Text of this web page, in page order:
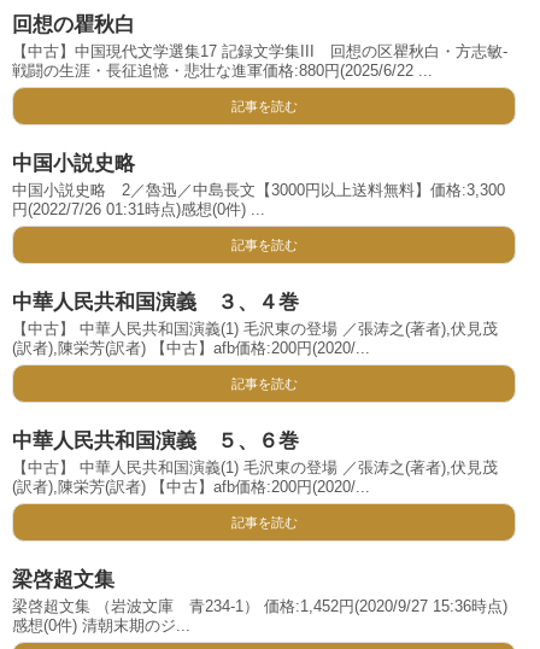
回想の瞿秋白
【中古】中国現代文学選集17 記録文学集III 回想の区瞿秋白・方志敏-
戦闘の生涯・長征追憶・悲壮な進軍価格:880円(2025/6/22 ...
記事を読む
中国小説史略
中国小説史略 2／魯迅／中島長文【3000円以上送料無料】価格:3,300
円(2022/7/26 01:31時点)感想(0件) ...
記事を読む
中華人民共和国演義 ３、４巻
【中古】 中華人民共和国演義(1) 毛沢東の登場 ／張涛之(著者),伏見茂
(訳者),陳栄芳(訳者) 【中古】afb価格:200円(2020/...
記事を読む
中華人民共和国演義 ５、６巻
【中古】 中華人民共和国演義(1) 毛沢東の登場 ／張涛之(著者),伏見茂
(訳者),陳栄芳(訳者) 【中古】afb価格:200円(2020/...
記事を読む
梁啓超文集
梁啓超文集 （岩波文庫 青234-1） 価格:1,452円(2020/9/27 15:36時点)
感想(0件) 清朝末期のジ...